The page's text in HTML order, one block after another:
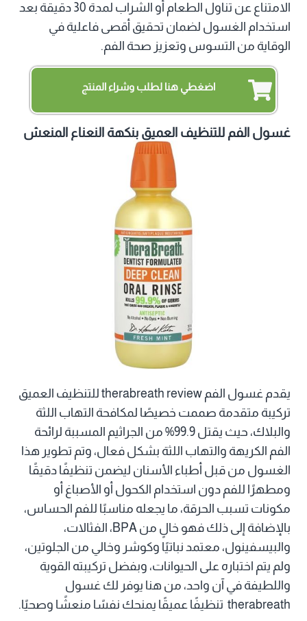
الامتناع عن تناول الطعام أو الشراب لمدة 30 دقيقة بعد
استخدام الغسول لضمان تحقيق أقصى فاعلية في
الوقاية من التسوس وتعزيز صحة الفم.
اضغطي هنا لطلب وشراء المنتج
غسول الفم للتنظيف العميق بنكهة النعناع المنعش
يقدم غسول الفم therabreath review للتنظيف العميق
تركيبة متقدمة صممت خصيصًا لمكافحة التهاب اللثة
والبلاك، حيث يقتل 99.9% من الجراثيم المسببة لرائحة
الفم الكريهة والتهاب اللثة بشكل فعال، وتم تطوير هذا
الغسول من قبل أطباء الأسنان ليضمن تنظيفًا دقيقًا
ومطهرًا للفم دون استخدام الكحول أو الأصباغ أو
مكونات تسبب الحرقة، ما يجعله مناسبًا للفم الحساس،
بالإضافة إلى ذلك فهو خالٍ من BPA، الفثالات،
والبيسفينول، معتمد نباتيًا وكوشر وخالي من الجلوتين،
ولم يتم اختباره على الحيوانات، وبفضل تركيبته القوية
واللطيفة في آن واحد، من هنا يوفر لك غسول
therabreath تنظيفًا عميقًا يمنحك نفسًا منعشًا وصحيًا.